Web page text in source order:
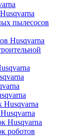
пылесосов
Husqvarna
Husqvarna
Husqvarna
роботов